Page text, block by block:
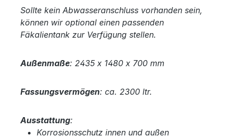
Sollte kein Abwasseranschluss vorhanden sein,
können wir optional einen passenden
Fäkalientank zur Verfügung stellen.
Außenmaße: 2435 x 1480 x 700 mm
Fassungsvermögen: ca. 2300 ltr.
Ausstattung:
Korrosionsschutz innen und außen